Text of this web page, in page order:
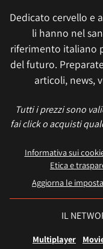
Dedicato cervello e
li hanno nel
riferimento italiano
del futuro.
articoli, news,
Tutti i prezzi sono
fai click o acquisti
Informativa sui
Etica e
Aggiorna le
IL
Multiplayer